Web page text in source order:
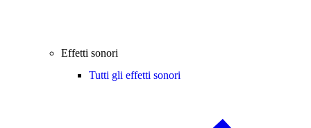
Effetti sonori
Tutti gli effetti sonori